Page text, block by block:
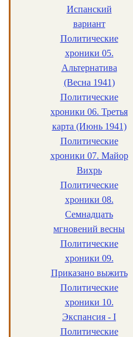
Испанский
вариант
Политические
хроники 05.
Альтернатива
(Весна 1941)
Политические
хроники 06. Третья
карта (Июнь 1941)
Политические
хроники 07. Майор
Вихрь
Политические
хроники 08.
Семнадцать
мгновений весны
Политические
хроники 09.
Приказано выжить
Политические
хроники 10.
Экспансия - I
Политические